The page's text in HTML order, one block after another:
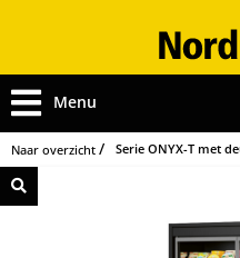
Menu
Naar overzicht Serie ONYX-T met